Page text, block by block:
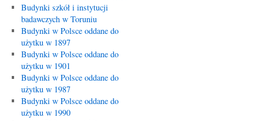
Budynki szkół i instytucji
badawczych w Toruniu
Budynki w Polsce oddane do
użytku w 1897
Budynki w Polsce oddane do
użytku w 1901
Budynki w Polsce oddane do
użytku w 1987
Budynki w Polsce oddane do
użytku w 1990